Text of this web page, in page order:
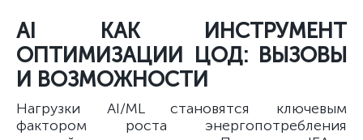
AI КАК ИНСТРУМЕНТ
ОПТИМИЗАЦИИ ЦОД: ВЫЗОВЫ
И ВОЗМОЖНОСТИ
Нагрузки AI/ML становятся ключевым
фактором роста энергопотребления